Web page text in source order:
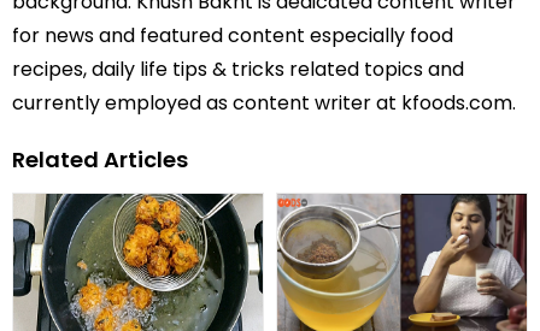
for news and featured content especially food
recipes, daily life tips & tricks related topics and
currently employed as content writer at kfoods.com.
Related Articles